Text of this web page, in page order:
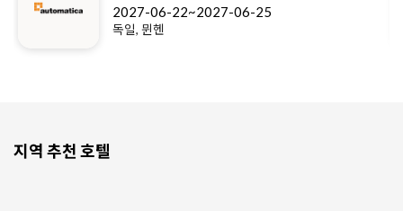
2027-06-22~2027-06-25
독일, 뮌헨
지역 추천 호텔